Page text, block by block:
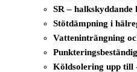
SR –
Stötdämpning i
Vatteninträngning
Köldsolering upp till